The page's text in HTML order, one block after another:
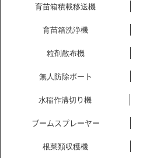
育苗箱積載移送機
育苗箱洗浄機
粒剤散布機
無人防除ボート
水稲作溝切り機
ブームスプレーヤー
根菜類収穫機